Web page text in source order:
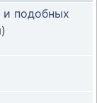
и подобных